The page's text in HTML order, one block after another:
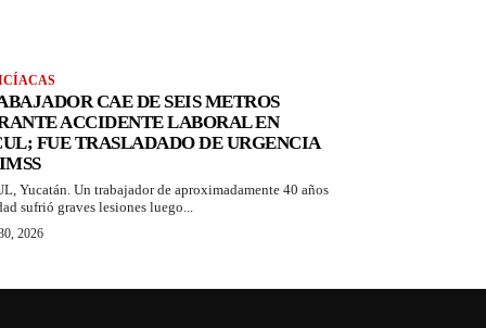
CAE DE SEIS METROS
ACCIDENTE LABORAL EN
FUE TRASLADADO DE URGENCIA
Yucatán. Un trabajador de aproximadamente 40 años
sufrió graves lesiones luego...
2026